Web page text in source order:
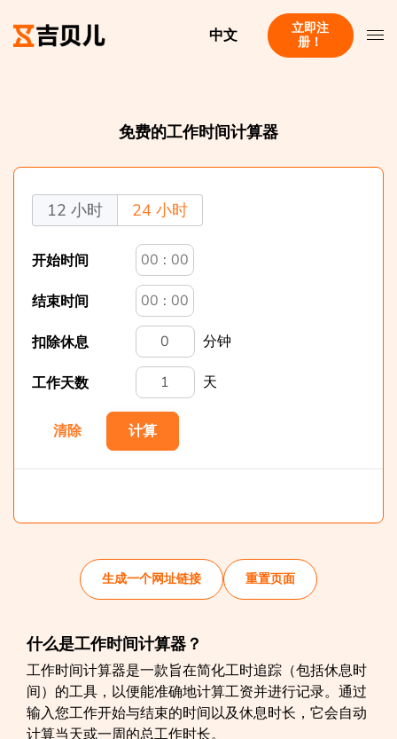
中文
立即注
册！
免费的工作时间计算器
12 小时 24 小时
开始时间 :
结束时间 :
扣除休息 分钟
工作天数 天
清除 计算
生成一个网址链接 重置页面
什么是工作时间计算器？
工作时间计算器是一款旨在简化工时追踪（包括休息时
间）的工具，以便能准确地计算工资并进行记录。通过
输入您工作开始与结束的时间以及休息时长，它会自动
计算当天或一周的总工作时长。